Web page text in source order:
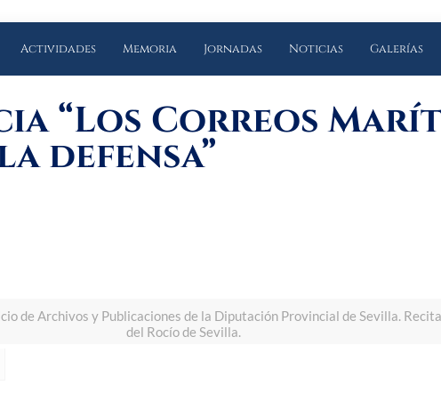
Actividades Memoria Jornadas Noticias Galerías
“Los Correos
defensa”
de Archivos y Publicaciones de la Diputación Provincial de Sevilla.
del Rocío de Sevilla.